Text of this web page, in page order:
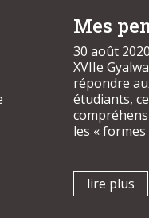
Mes
30 août
XVIIe
répondre
étudiants,
les « formes
lire plus